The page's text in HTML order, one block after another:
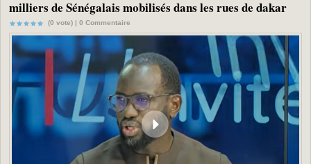
milliers de Sénégalais mobilisés dans les rues de dakar
(0 vote) | 0 Commentaire